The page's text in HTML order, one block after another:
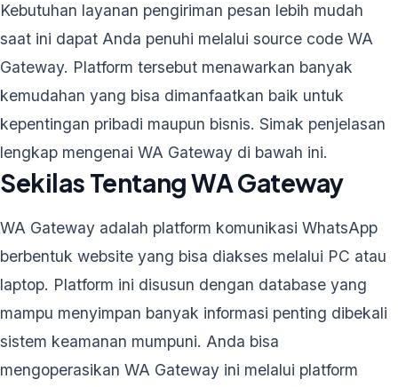
Kebutuhan layanan pengiriman pesan lebih mudah
saat ini dapat Anda penuhi melalui source code WA
Gateway. Platform tersebut menawarkan banyak
kemudahan yang bisa dimanfaatkan baik untuk
kepentingan pribadi maupun bisnis. Simak penjelasan
lengkap mengenai WA Gateway di bawah ini.
Sekilas Tentang WA Gateway
WA Gateway adalah platform komunikasi WhatsApp
berbentuk website yang bisa diakses melalui PC atau
laptop. Platform ini disusun dengan database yang
mampu menyimpan banyak informasi penting dibekali
sistem keamanan mumpuni. Anda bisa
mengoperasikan WA Gateway ini melalui platform